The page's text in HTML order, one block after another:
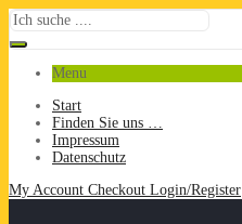
Menu
Start
Finden Sie uns …
Impressum
Datenschutz
My Account Checkout Login/Register